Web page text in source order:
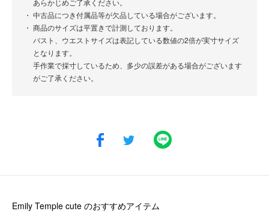
あらかじめご了承ください。
中古品につき付属品等が欠品している場合がございます。
商品のサイズは平置きで計測しております。
バスト、ウエストサイズは表記している数値の2倍が実寸サイズ
となります。
手作業で採寸しているため、多少の誤差がある場合がございます
がご了承ください。
Emily Temple cute のおすすめアイテム